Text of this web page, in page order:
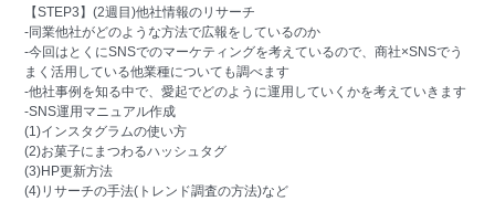
【STEP3】(2週目)他社情報のリサーチ
-同業他社がどのような方法で広報をしているのか
-今回はとくにSNSでのマーケティングを考えているので、商社×SNSでう
まく活用している他業種についても調べます
-他社事例を知る中で、愛起でどのように運用していくかを考えていきます
-SNS運用マニュアル作成
(1)インスタグラムの使い方
(2)お菓子にまつわるハッシュタグ
(3)HP更新方法
(4)リサーチの手法(トレンド調査の方法)など